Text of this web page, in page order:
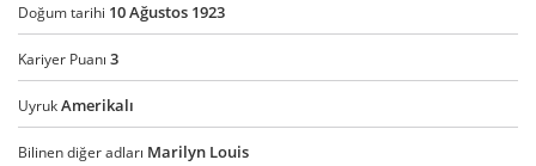
Doğum tarihi 10Ağustos 1923
Kariyer Puanı 3
UyrukAmerikalı
Bilinen diğer adları Marilyn Louis